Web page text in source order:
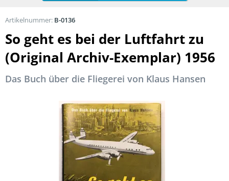
So geht es bei der Luftfahrt zu
(Original Archiv-Exemplar) 1956
Das Buch über die Fliegerei von Klaus Hansen
Artikelnummer: B-0136